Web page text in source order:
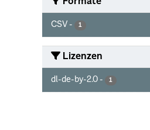
CSV - 1
Lizenzen
dl-de-by-2.0 - 1